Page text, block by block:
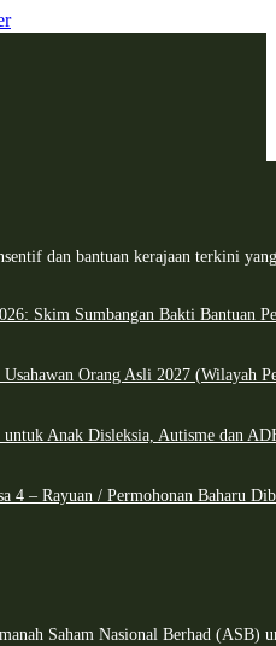
dan bantuan kerajaan terkini
Skim Sumbangan Bakti Bantuan
Usahawan Orang Asli 2027 (Wilayah
untuk Anak Disleksia, Autisme dan
4 – Rayuan / Permohonan Baharu
Saham Nasional Berhad (ASB)